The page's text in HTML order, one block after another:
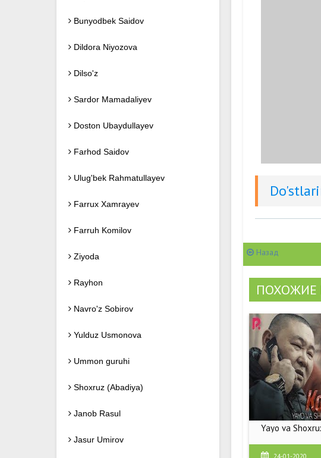
Bunyodbek Saidov
Dildora Niyozova
Dilso'z
Sardor Mamadaliyev
Doston Ubaydullayev
Farhod Saidov
Ulug'bek Rahmatullayev
Farrux Xamrayev
Farruh Komilov
Ziyoda
Rayhon
Navro'z Sobirov
Yulduz Usmonova
Ummon guruhi
Shoxruz (Abadiya)
Janob Rasul
Jasur Umirov
Назад
ПОХОЖИЕ
Yayo va
24-01-2020